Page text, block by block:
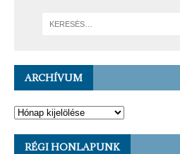
ARCHÍVUM
RÉGI HONLAPUNK